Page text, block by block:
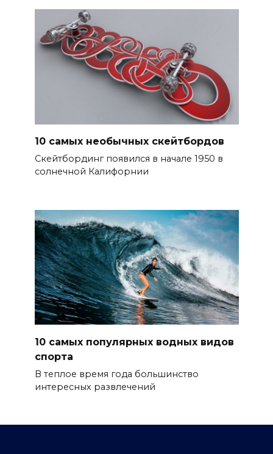
10 самых необычных скейтбордов
Скейтбординг появился в начале 1950 в
солнечной Калифорнии
10 самых популярных водных видов
спорта
В теплое время года большинство
интересных развлечений